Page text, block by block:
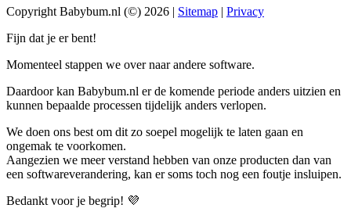
Copyright Babybum.nl (©) 2026 | Sitemap | Privacy
Fijn dat je er bent!
Momenteel stappen we over naar andere software.
Daardoor kan Babybum.nl er de komende periode anders uitzien en
kunnen bepaalde processen tijdelijk anders verlopen.
We doen ons best om dit zo soepel mogelijk te laten gaan en
ongemak te voorkomen.
Aangezien we meer verstand hebben van onze producten dan van
een softwareverandering, kan er soms toch nog een foutje insluipen.
Bedankt voor je begrip! 💜